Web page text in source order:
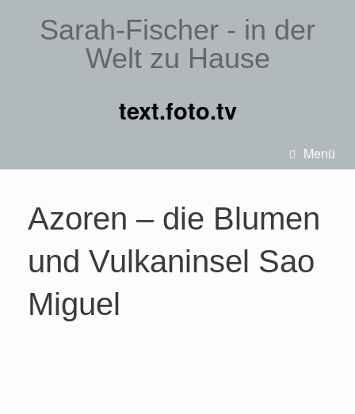
Sarah-Fischer - in der
Welt zu Hause
text.foto.tv
Menü
Azoren – die Blumen
und Vulkaninsel Sao
Miguel